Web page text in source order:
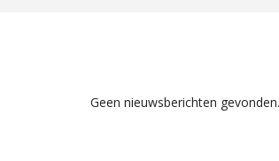
Geen nieuwsberichten gevonden.